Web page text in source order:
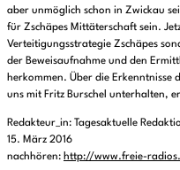
aber unmöglich schon in Zwickau
für Zschäpes Mittäterschaft sein.
Verteitigungsstrategie Zschäpes
der Beweisaufnahme und den
herkommen. Über die Erkenntnisse
uns mit Fritz Burschel unterhalten,
Redakteur_in: Tagesaktuelle
15. März 2016
nachhören: http://www.freie-